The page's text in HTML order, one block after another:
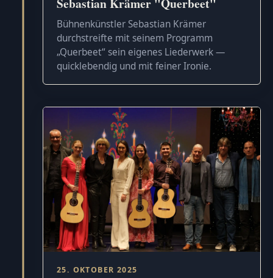
Bühnenkünstler Sebastian Krämer
durchstreifte mit seinem Programm
„Querbeet“ sein eigenes Liederwerk —
quicklebendig und mit feiner Ironie.
25. OKTOBER 2025